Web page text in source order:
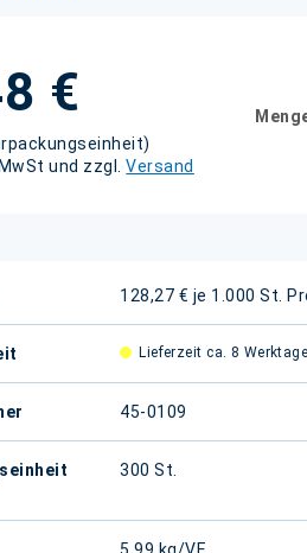
€
und zzgl.Versand
128,27 € je 1.000 St.
Lieferzeit ca. 8 Werktage
45-0109
300 St.